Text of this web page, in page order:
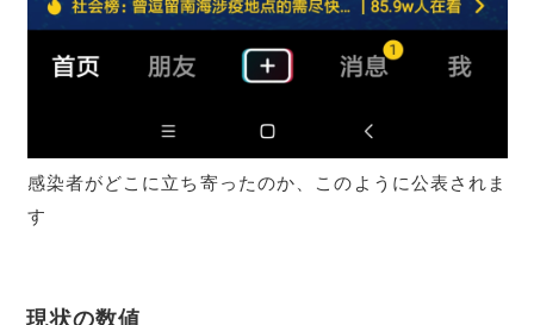
感染者がどこに立ち寄ったのか、このように公表されま
す
現状の数値